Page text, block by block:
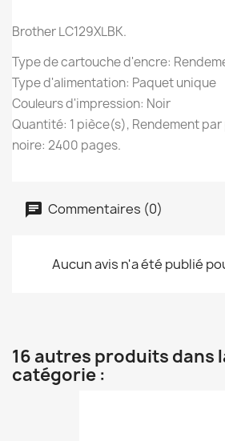
Brother LC129XLBK.
Type de cartouche d'encre:
Type d'alimentation: Paquet unique
Couleurs d'impression: Noir
Quantité: 1 pièce(s), Rendement
noire: 2400 pages.
Commentaires (0)
Aucun avis n'a été publié
16 autres produits dans
catégorie :